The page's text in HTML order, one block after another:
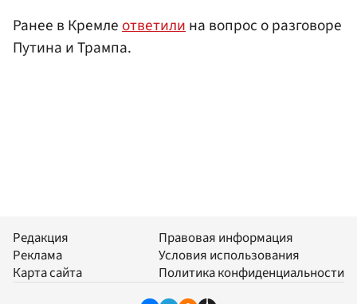
Ранее в Кремлеответилина вопрос о разговоре
Путина и Трампа.
Редакция
Реклама
Карта сайта
Правовая информация
Условия использования
Политика конфиденциальности